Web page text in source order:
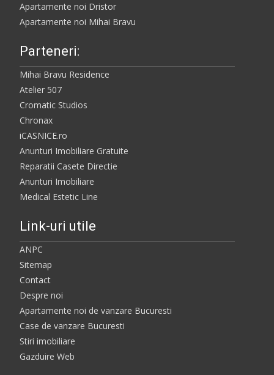
Apartamente noi Dristor
Apartamente noi Mihai Bravu
Parteneri:
Mihai Bravu Residence
Atelier 507
Cromatic Studios
Chronax
iCASNICE.ro
Anunturi Imobiliare Gratuite
Reparatii Casete Directie
Anunturi Imobiliare
Medical Estetic Line
Link-uri utile
ANPC
Sitemap
Contact
Despre noi
Apartamente noi de vanzare Bucuresti
Case de vanzare Bucuresti
Stiri imobiliare
Gazduire Web